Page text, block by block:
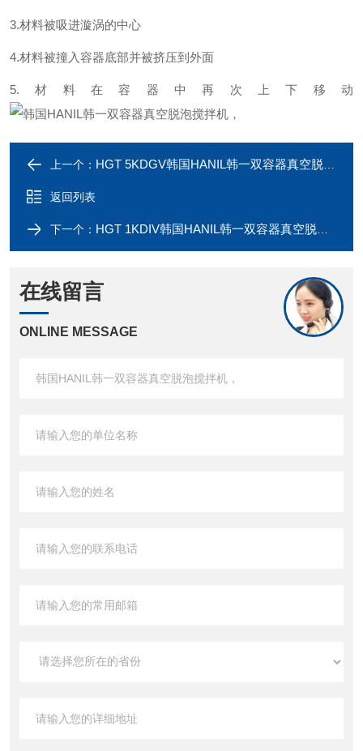
3.材料被吸进漩涡的中心
4.材料被撞入容器底部并被挤压到外面
5.材料在容器中再次上下移动
上一个： HGT 5KDGV韩国HANIL韩一双容器真空脱泡搅拌机，
返回列表
下一个： HGT 1KDIV韩国HANIL韩一双容器真空脱泡搅拌机，
在线留言
ONLINE MESSAGE